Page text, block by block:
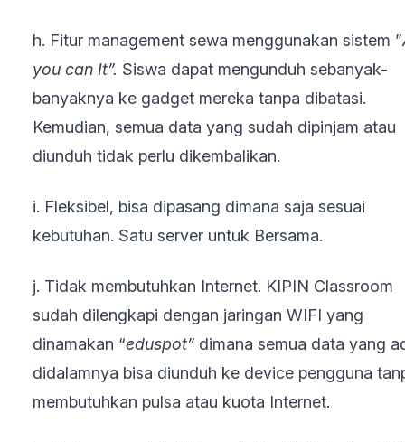
h. Fitur management sewa menggunakan sistem ”
you can It”. Siswa dapat mengunduh sebanyak-
banyaknya ke gadget mereka tanpa dibatasi.
Kemudian, semua data yang sudah dipinjam atau
diunduh tidak perlu dikembalikan.
i. Fleksibel, bisa dipasang dimana saja sesuai
kebutuhan. Satu server untuk Bersama.
j. Tidak membutuhkan Internet. KIPIN Classroom
sudah dilengkapi dengan jaringan WIFI yang
dinamakan “eduspot” dimana semua data yang
didalamnya bisa diunduh ke device pengguna
membutuhkan pulsa atau kuota Internet.